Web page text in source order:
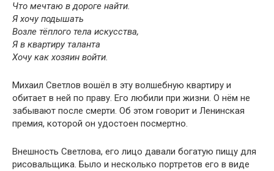
Что мечтаю в дороге найти.
Я хочу подышать
Возле тёплого тела искусства,
Я в квартиру таланта
Хочу как хозяин войти.
Михаил Светлов вошёл в эту волшебную квартиру и
обитает в ней по праву. Его любили при жизни. О нём не
забывают после смерти. Об этом говорит и Ленинская
премия, которой он удостоен посмертно.
Внешность Светлова, его лицо давали богатую пищу для
рисовальщика. Было и несколько портретов его в виде